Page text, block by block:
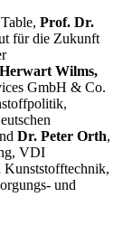
Prof. Dr.
für die Zukunft
Herwart Wilms,
GmbH & Co.
Dr. Peter Orth,
VDI
Kunststofftechnik,
und